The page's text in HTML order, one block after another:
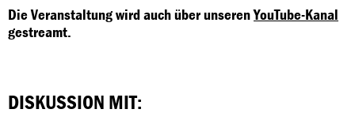
Die Veranstaltung wird auch über unserenYouTube-Kanal
gestreamt.
DISKUSSION MIT: